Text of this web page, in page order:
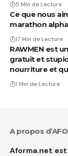
5 Min de Lecture
Ce que nous
marathon alpha
17 Min de Lecture
RAWMEN est
gratuit et
nourriture et
1 Min de Lecture
A propos
Aforma.net est